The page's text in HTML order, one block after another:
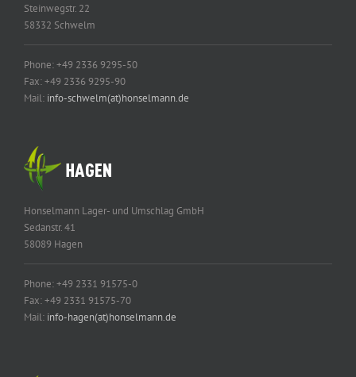
Steinwegstr. 22
58332 Schwelm
Phone: +49 2336 9295-50
Fax: +49 2336 9295-90
Mail: info-schwelm(at)honselmann.de
Honselmann Lager- und Umschlag GmbH
Sedanstr. 41
58089 Hagen
Phone: +49 2331 91575-0
Fax: +49 2331 91575-70
Mail: info-hagen(at)honselmann.de